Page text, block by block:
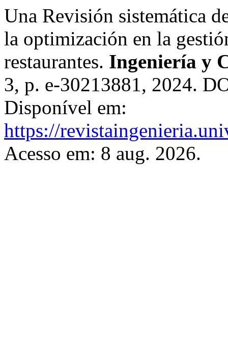
Una Revisión sistemática
la optimización en la
restaurantes. Ingeniería y
3, p. e-30213881, 2024.
Disponível em:
https://
Acesso em: 8 aug. 2026.